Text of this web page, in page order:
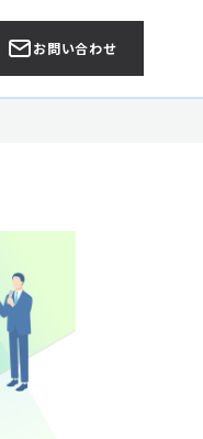
お問い合わせ